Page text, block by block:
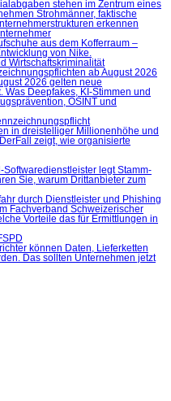
Wirtschaftskriminalität
durch Dienstleister und Phishing